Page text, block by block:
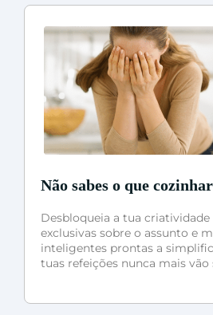
Não sabes o que cozinhar
Desbloqueia a tua
exclusivas sobre o assunto e
inteligentes prontas a
tuas refeições nunca mais vão